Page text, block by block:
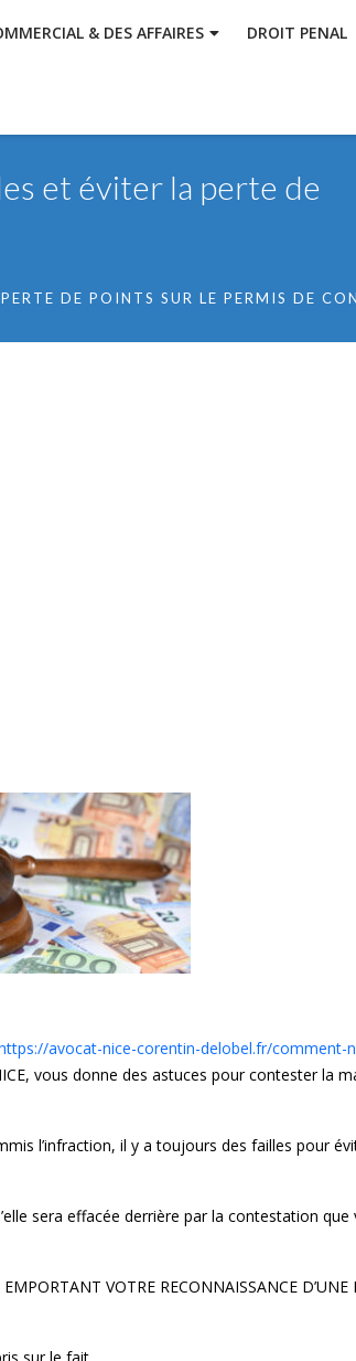
& DES AFFAIRES DROIT PENAL
et éviter la perte de
DE POINTS SUR LE PERMIS DE
avocat-nice-corentin-delobel.fr/comment-
vous donne des astuces pour contester la
l’infraction, il y a toujours des failles pour
sera effacée derrière par la contestation
VOTRE RECONNAISSANCE